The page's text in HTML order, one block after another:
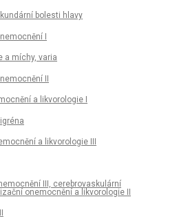
bolesti hlavy
I
a míchy, varia
II
a likvorologie I
a likvorologie III
III, cerebrovaskulární
onemocnění a likvorologie II